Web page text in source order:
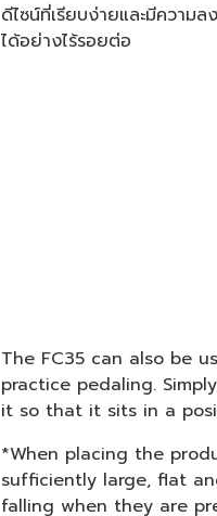
ดีไซน์ที่เรียบง่ายและมีความ
ได้อย่างไร้รอยต่อ
The FC35 can also be
practice pedaling.
it so that it sits in a
*When placing the
sufficiently large, flat
falling when they are